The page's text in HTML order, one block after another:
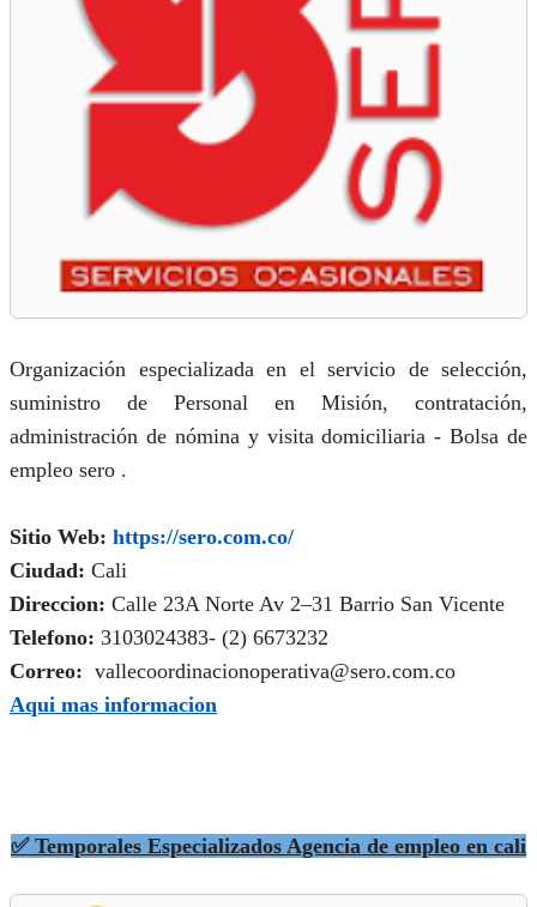
Organización especializada en el servicio de selección,
suministro de Personal en Misión, contratación,
administración de nómina y visita domiciliaria - Bolsa de
empleo sero .
Sitio Web: https://sero.com.co/
Ciudad: Cali
Direccion: Calle 23A Norte Av 2–31 Barrio San Vicente
Telefono: 3103024383- (2) 6673232
Correo: vallecoordinacionoperativa@sero.com.co
Aqui mas informacion
✅ Temporales Especializados Agencia de empleo en cali